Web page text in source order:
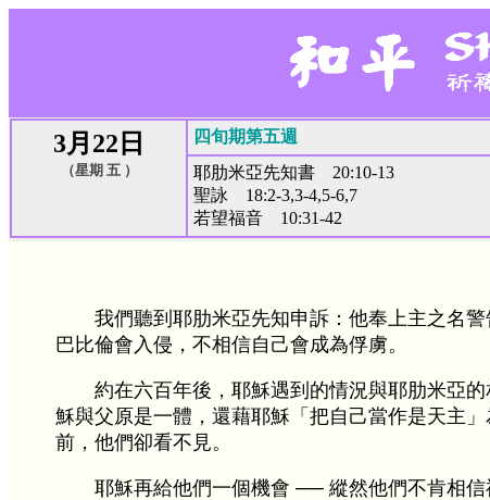
3月22日
（星期 五 ）
四旬期第五週
耶肋米亞先知書 20:10-13
聖詠 18:2-3,3-4,5-6,7
若望福音 10:31-42
我們聽到耶肋米亞先知申訴：他奉上主之名
巴比倫會入侵，不相信自己會成為俘虜。
約在六百年後，耶穌遇到的情況與耶肋米亞
穌與父原是一體，還藉耶穌「把自己當作是天主
前，他們卻看不見。
耶穌再給他們一個機會 ── 縱然他們不肯相